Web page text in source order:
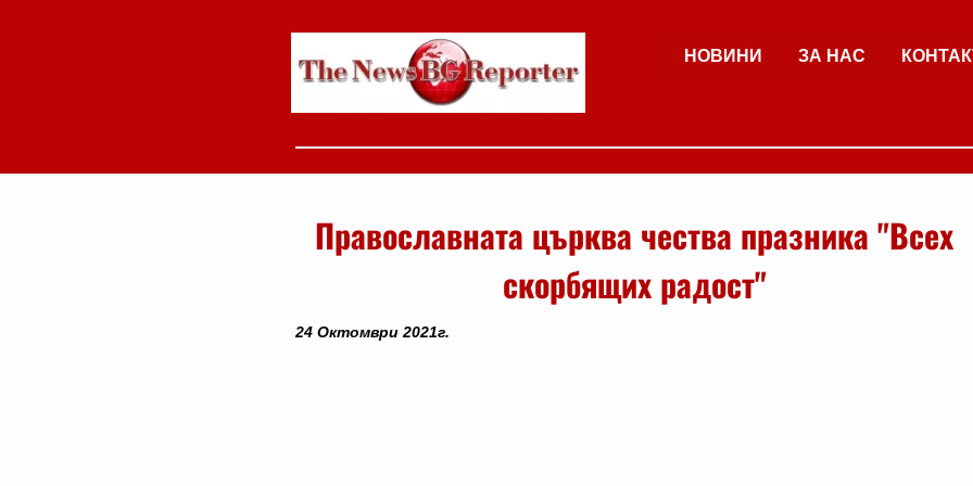
НОВИНИ ЗА НАС
Православната църква чества празника "Всех
скорбящих радост"
24 Октомври 2021г.